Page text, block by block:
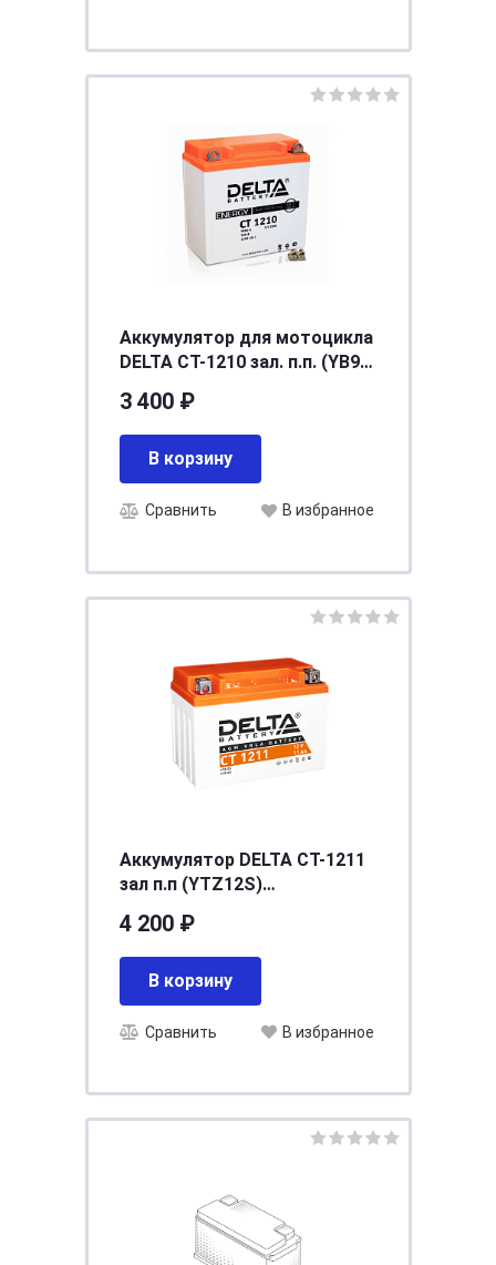
Аккумулятор для мотоцикла
DELTA СТ-1210 зал. п.п. (YB9-
3 400 ₽
В корзину
Сравнить В избранное
Аккумулятор DELTA СТ-1211
зал п.п (YTZ12S)
4 200 ₽
В корзину
Сравнить В избранное